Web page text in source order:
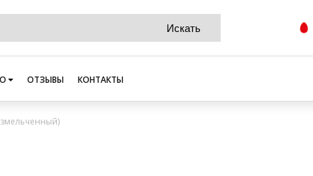
ОТЗЫВЫ КОНТАКТЫ